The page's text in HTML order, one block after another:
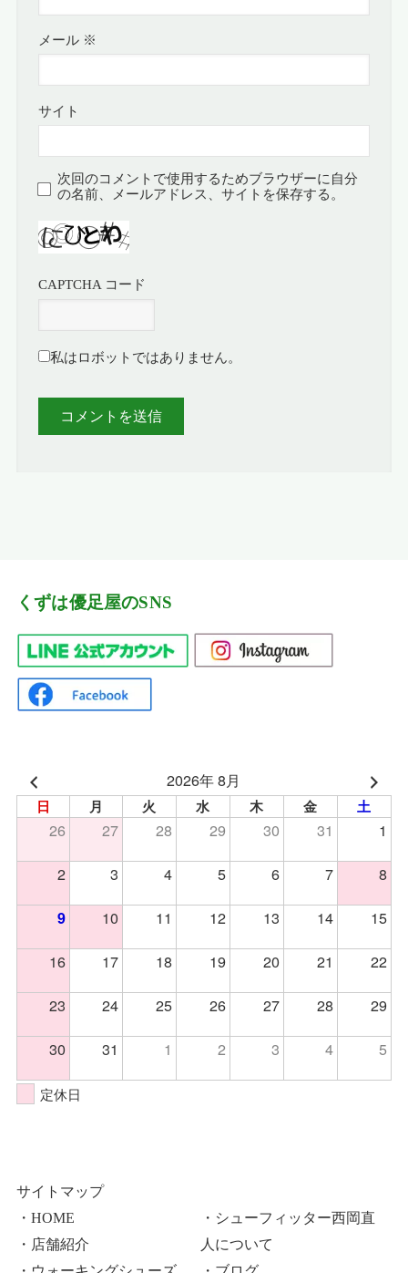
メール ※
サイト
次回のコメントで使用するためブラウザーに自分
の名前、メールアドレス、サイトを保存する。
CAPTCHA コード
私はロボットではありません。
くずは優足屋のSNS
2026年 8月
日 月 火 水 木 金 土
26 27 28 29 30 31
1
2
3 4 5 6 7 8
9 10 11 12 13 14
15
16
17 18 19 20 21
22
23
24 25 26 27 28
29
30
31 1 2 3 4 5
定休日
サイトマップ
・HOME
・店舗紹介
・シューフィッター西岡直
人について